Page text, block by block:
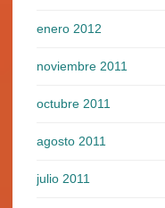
enero 2012
noviembre 2011
octubre 2011
agosto 2011
julio 2011